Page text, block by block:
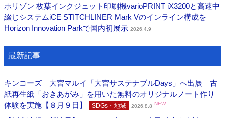
ホリゾン 枚葉インクジェット印刷機varioPRINT iX3200と高速中
綴じシステムiCE STITCHLINER Mark Vのインライン構成を
Horizon Innovation Parkで国内初展示 2026.4.9
最新記事
キンコーズ 大宮マルイ「大宮サステナブルDays」へ出展 古
紙再生紙「おきあがみ」を用いた無料のオリジナルノート作り
体験を実施【８月９日】
SDGs・地域 2026.8.8 NEW